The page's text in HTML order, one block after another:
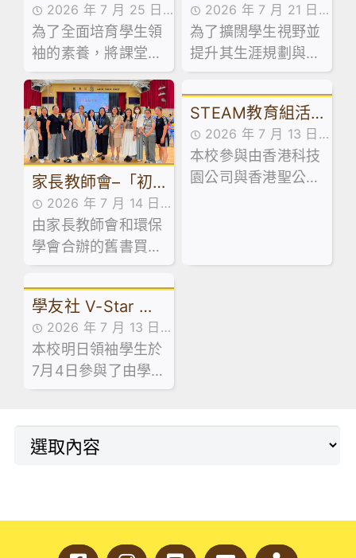
導組舉辦學生領袖
系列工作坊
2026 年 7 月 25 日
活動花絮
為了全面培育學生領
袖的素養，將課堂知
識延伸至領導實踐，
本校訓導組於日前試
後活動期間，精心規
劃並舉辦了兩場學生
領袖系列工作坊。
概論科及基本商業
科活動：走進維園
市集創業
2026 年 7 月 21 日
活動花絮
為了擴闊學生視野並
提升其生涯規劃與創
業相關能力，本校企
業、會計與財務概論
科及基本商業科於試
後活動期間，特意安
排同學參加由保良局
青年創業服務中心舉
家長教師會–「初
中級舊書買賣」活
動
2026 年 7 月 14 日
家校合作,家長教師會
活動花絮,活動花絮
由家長教師會和環保
學會合辦的舊書買賣
活動已於 7 月 13 日
順利舉行！當日禮堂
熱鬧非凡，大批家長
同學滿載而歸！🥰
STEAM教育組活
動：「少年創科探
索家」計劃 – 到校
2026 年 7 月 13 日
活動花絮
本校參與由香港科技
園公司與香港聖公會
級到校專題講座。
學友社 V-Star 計
劃 — 長者探訪日
2026 年 7 月 13 日
活動花絮
本校明日領袖學生於
7月4日參與了由學友
社舉辦的「V-Star
日」。活動於明愛天
悅長者中心順利舉